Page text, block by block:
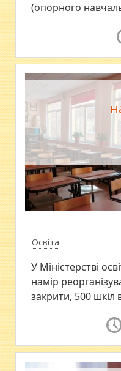
(опорного
Освіта
У Міністерстві
намір
закрити, 500 шкіл